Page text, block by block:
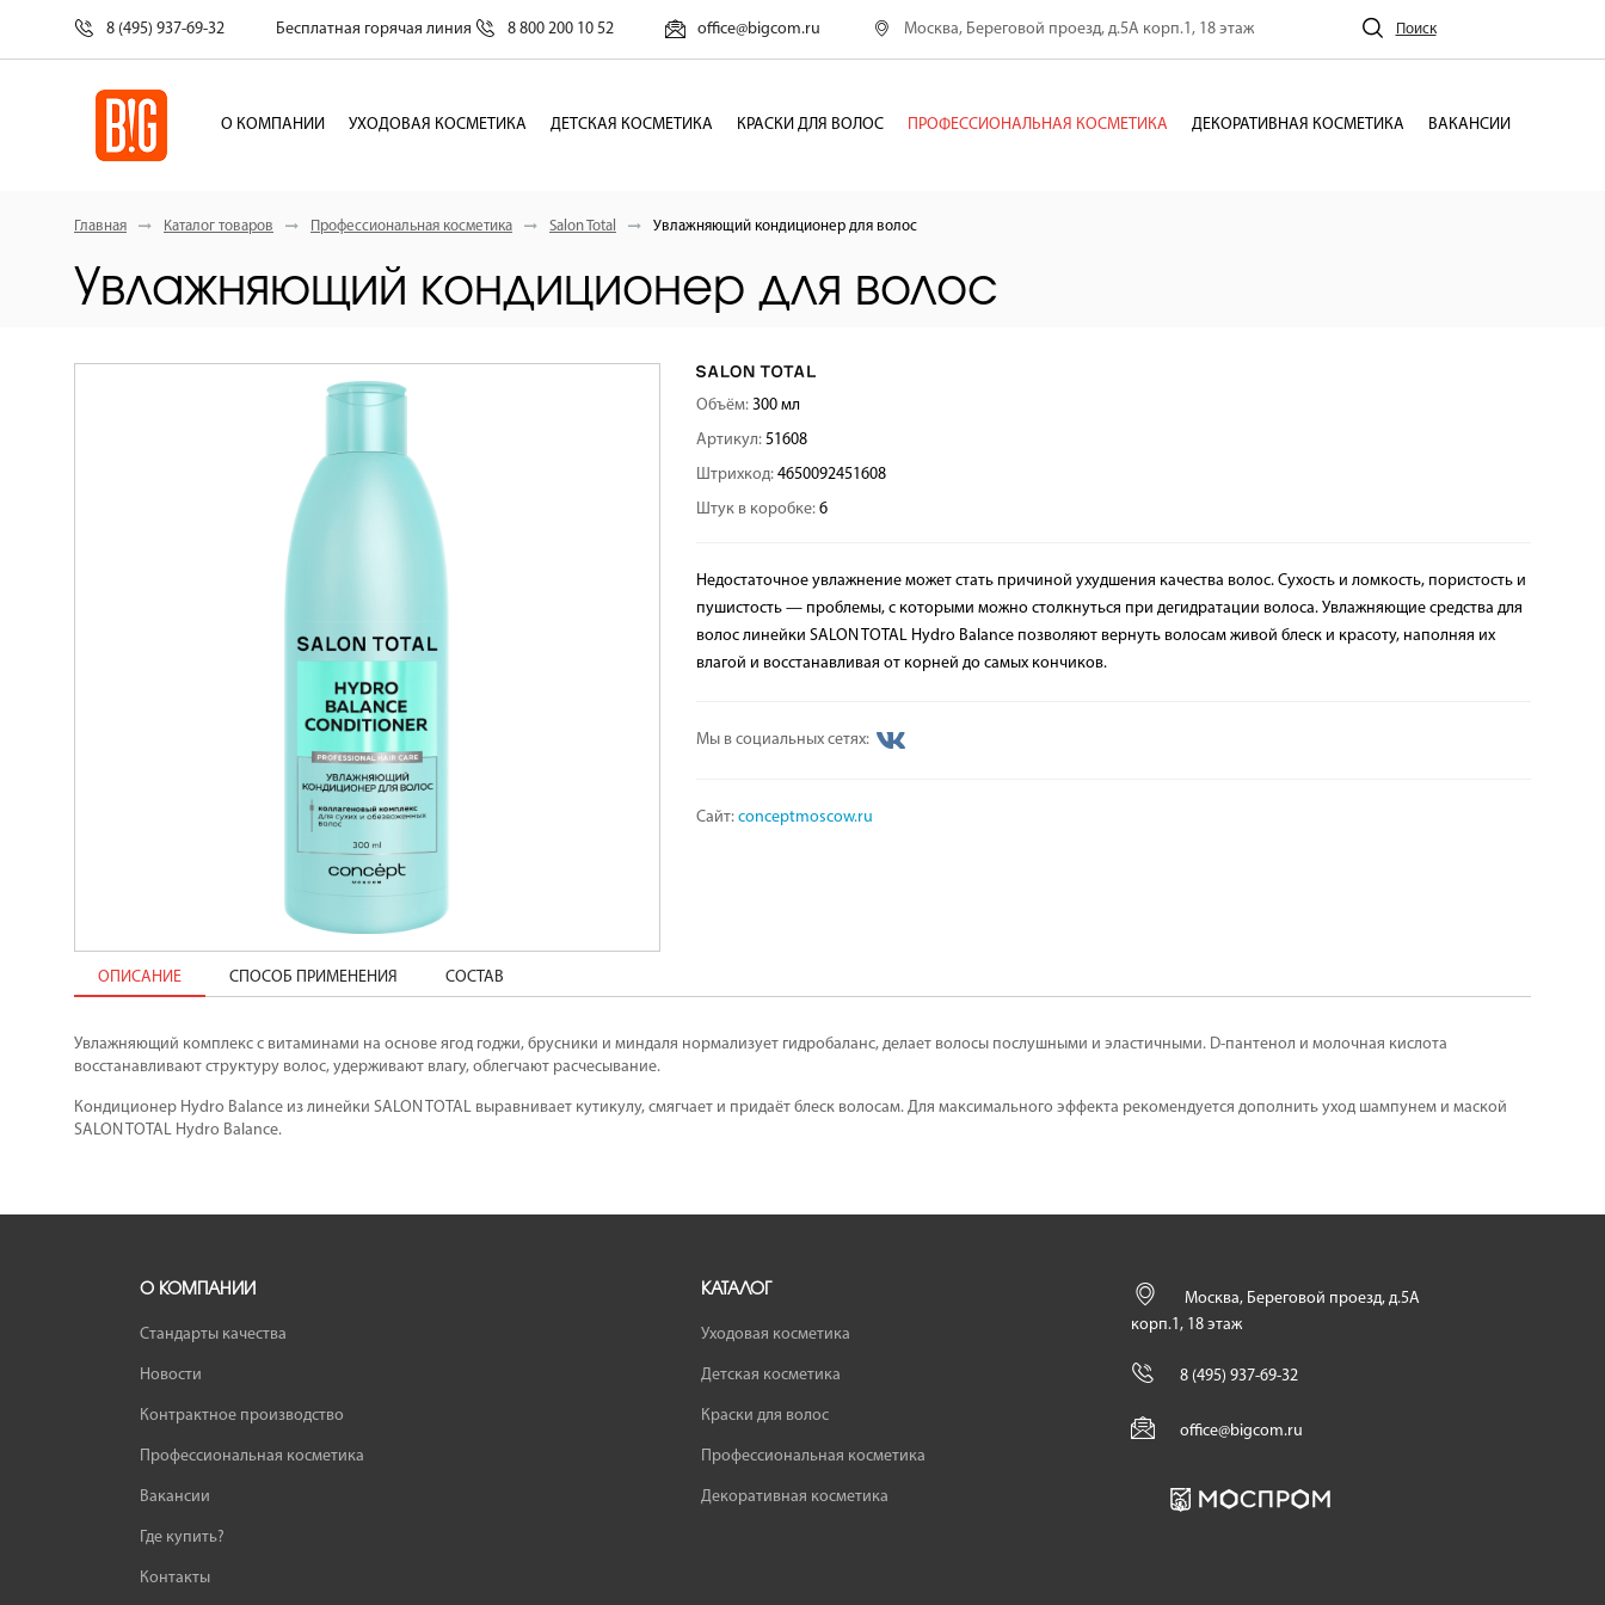
8 (495) 937-69-32 Бесплатная горячая линия 8 800 200 10 52 office@bigcom.ru Москва, Береговой проезд, д.5А корп.1, 18 этаж Поиск
О КОМПАНИИ УХОДОВАЯ КОСМЕТИКА ДЕТСКАЯ КОСМЕТИКА КРАСКИ ДЛЯ ВОЛОС ПРОФЕССИОНАЛЬНАЯ КОСМЕТИКА ДЕКОРАТИВНАЯ КОСМЕТИКА ВАКАНСИИ
Главная Каталог товаров Профессиональная косметика Salon Total Увлажняющий кондиционер для волос
Увлажняющий кондиционер для волос
Объём: 300 мл
Артикул: 51608
Штрихкод: 4650092451608
Штук в коробке: 6
Недостаточное увлажнение может стать причиной ухудшения качества волос. Сухость и ломкость, пористость и
пушистость — проблемы, с которыми можно столкнуться при дегидратации волоса. Увлажняющие средства для
волос линейки SALON TOTAL Hydro Balance позволяют вернуть волосам живой блеск и красоту, наполняя их
влагой и восстанавливая от корней до самых кончиков.
Мы в социальных сетях:
Сайт: conceptmoscow.ru
ОПИСАНИЕ СПОСОБ ПРИМЕНЕНИЯ СОСТАВ
Увлажняющий комплекс с витаминами на основе ягод годжи, брусники и миндаля нормализует гидробаланс, делает волосы послушными и эластичными. D-пантенол и молочная кислота
восстанавливают структуру волос, удерживают влагу, облегчают расчесывание.
Кондиционер Hydro Balance из линейки SALON TOTAL выравнивает кутикулу, смягчает и придаёт блеск волосам. Для максимального эффекта рекомендуется дополнить уход шампунем и маской
SALON TOTAL Hydro Balance.
О КОМПАНИИ
Стандарты качества
Новости
Контрактное производство
Профессиональная косметика
Вакансии
Где купить?
Контакты
КАТАЛОГ
Уходовая косметика
Детская косметика
Краски для волос
Профессиональная косметика
Декоративная косметика
Москва, Береговой проезд, д.5А
корп.1, 18 этаж
8 (495) 937-69-32
office@bigcom.ru